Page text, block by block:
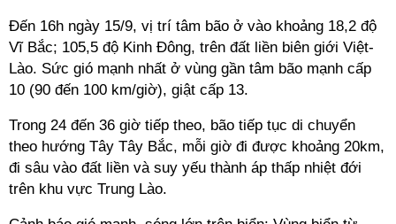
Đến 16h ngày 15/9, vị trí tâm bão ở vào khoảng 18,2 độ
Vĩ Bắc; 105,5 độ Kinh Đông, trên đất liền biên giới Việt-
Lào. Sức gió mạnh nhất ở vùng gần tâm bão mạnh cấp
10 (90 đến 100 km/giờ), giật cấp 13.
Trong 24 đến 36 giờ tiếp theo, bão tiếp tục di chuyển
theo hướng Tây Tây Bắc, mỗi giờ đi được khoảng 20km,
đi sâu vào đất liền và suy yếu thành áp thấp nhiệt đới
trên khu vực Trung Lào.